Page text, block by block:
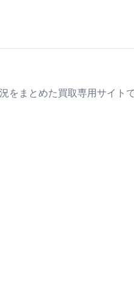
をまとめた買取専用サイトで